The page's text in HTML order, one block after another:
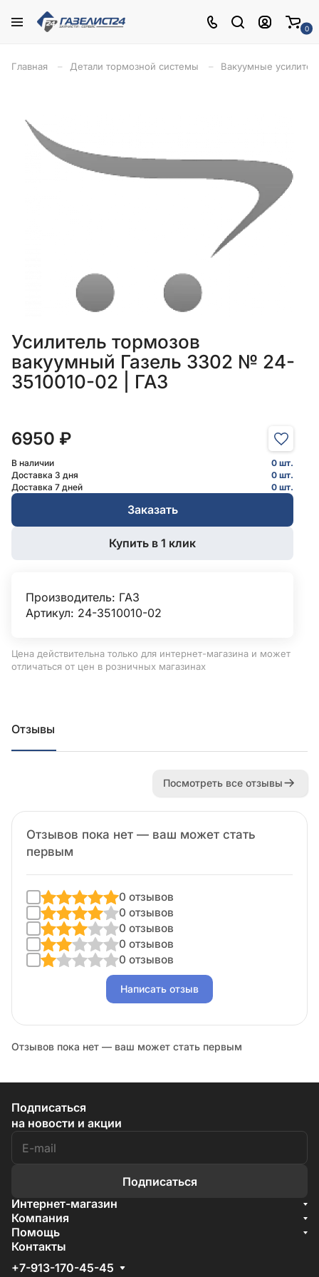
0
Главная Детали тормозной системы Вакуумные
Усилитель тормозов
вакуумный Газель 3302 № 24-
3510010-02 | ГАЗ
6950 ₽
В наличии
0 шт.
Доставка 3 дня
0 шт.
Доставка 7 дней
0 шт.
Заказать
Купить в 1 клик
Производитель: ГАЗ
Артикул: 24-3510010-02
Цена действительна только для интернет-магазина и может
отличаться от цен в розничных магазинах
Отзывы
Посмотреть все отзывы
Отзывов пока нет — ваш может стать
первым
0 отзывов
0 отзывов
0 отзывов
0 отзывов
0 отзывов
Написать отзыв
Отзывов пока нет — ваш может стать первым
Подписаться
на новости и акции
Подписаться
Интернет-магазин
Акции
Бренды
Компания
О компании
Документы
Условия поставки
Помощь
Условия доставки
Способы оплаты
Контакты
+7-913-170-45-45